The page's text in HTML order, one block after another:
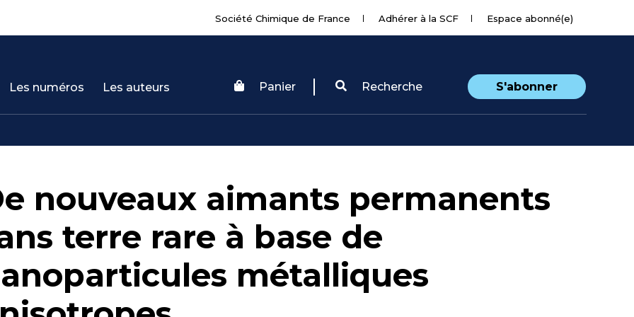
Société Chimique de France Adhérer à la SCF Espace abonné(e)
Les numéros Les auteurs Panier Recherche S'abonner
nouveaux aimants permanents
terre rare à base de
métalliques